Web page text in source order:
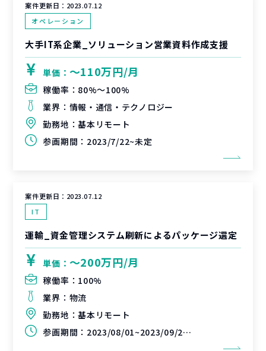
案件更新日： 2023.07.12
オペレーション
大手IT系企業_ソリューション営業資料作成支援
単価： 〜110万円/月
稼働率： 80%〜100%
業界： 情報・通信・テクノロジー
勤務地：基本リモート
参画期間： 2023/7/22~未定
案件更新日： 2023.07.12
IT
運輸_資金管理システム刷新によるパッケージ選定
単価： 〜200万円/月
稼働率： 100%
業界： 物流
勤務地：基本リモート
参画期間： 2023/08/01~2023/09/29(延長可能性あり)